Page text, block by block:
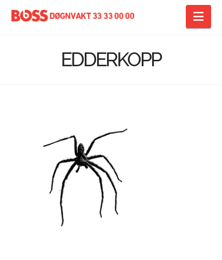
EDDERKOPP